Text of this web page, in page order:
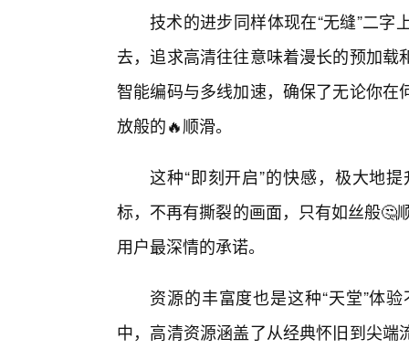
技术的进步同样体现在“无缝”二
去，追求高清往往意味着漫长的预加
智能编码与多线加速，确保了无论你
放般的🔥顺滑。
这种“即刻开启”的快感，极大地
标，不再有撕裂的画面，只有如丝般🤔
用户最深情的承诺。
资源的丰富度也是这种“天堂”体
中，高清资源涵盖了从经典怀旧到尖